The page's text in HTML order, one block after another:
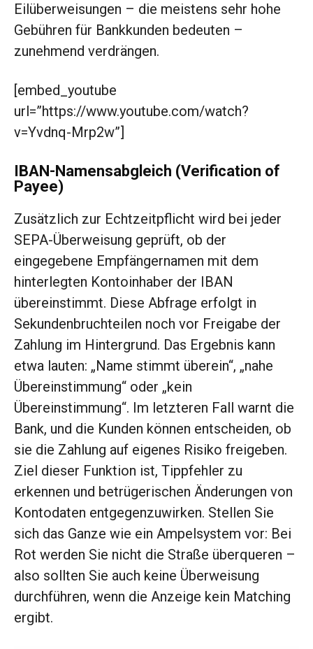
Eilüberweisungen – die meistens sehr hohe
Gebühren für Bankkunden bedeuten –
zunehmend verdrängen.
[embed_youtube
url=”https://www.youtube.com/watch?
v=Yvdnq-Mrp2w”]
IBAN-Namensabgleich (Verification of
Payee)
Zusätzlich zur Echtzeitpflicht wird bei jeder
SEPA-Überweisung geprüft, ob der
eingegebene Empfängernamen mit dem
hinterlegten Kontoinhaber der IBAN
übereinstimmt. Diese Abfrage erfolgt in
Sekundenbruchteilen noch vor Freigabe der
Zahlung im Hintergrund. Das Ergebnis kann
etwa lauten: „Name stimmt überein“, „nahe
Übereinstimmung“ oder „kein
Übereinstimmung“. Im letzteren Fall warnt die
Bank, und die Kunden können entscheiden, ob
sie die Zahlung auf eigenes Risiko freigeben.
Ziel dieser Funktion ist, Tippfehler zu
erkennen und betrügerischen Änderungen von
Kontodaten entgegenzuwirken. Stellen Sie
sich das Ganze wie ein Ampelsystem vor: Bei
Rot werden Sie nicht die Straße überqueren –
also sollten Sie auch keine Überweisung
durchführen, wenn die Anzeige kein Matching
ergibt.